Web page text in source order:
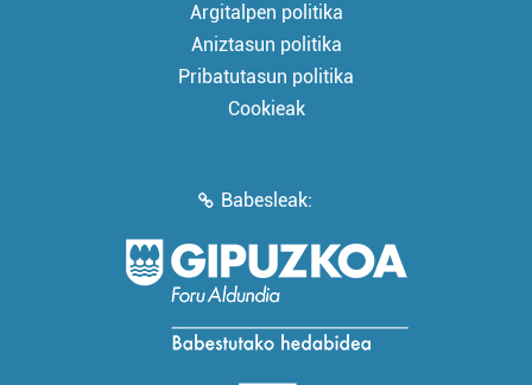
Argitalpen politika
Aniztasun politika
Pribatutasun politika
Cookieak
Babesleak: